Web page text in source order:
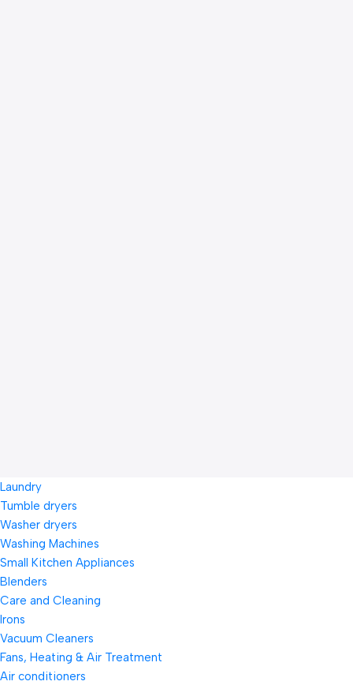
Laundry
Tumble dryers
Washer dryers
Washing Machines
Small Kitchen Appliances
Blenders
Care and Cleaning
Irons
Vacuum Cleaners
Fans, Heating & Air Treatment
Air conditioners